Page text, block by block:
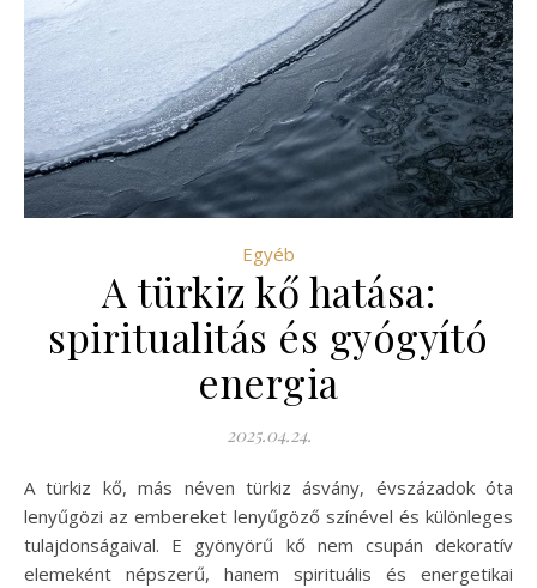
Egyéb
A türkiz kő hatása:
spiritualitás és gyógyító
energia
2025.04.24.
A türkiz kő, más néven türkiz ásvány, évszázadok óta
lenyűgözi az embereket lenyűgöző színével és különleges
tulajdonságaival. E gyönyörű kő nem csupán dekoratív
elemeként népszerű, hanem spirituális és energetikai